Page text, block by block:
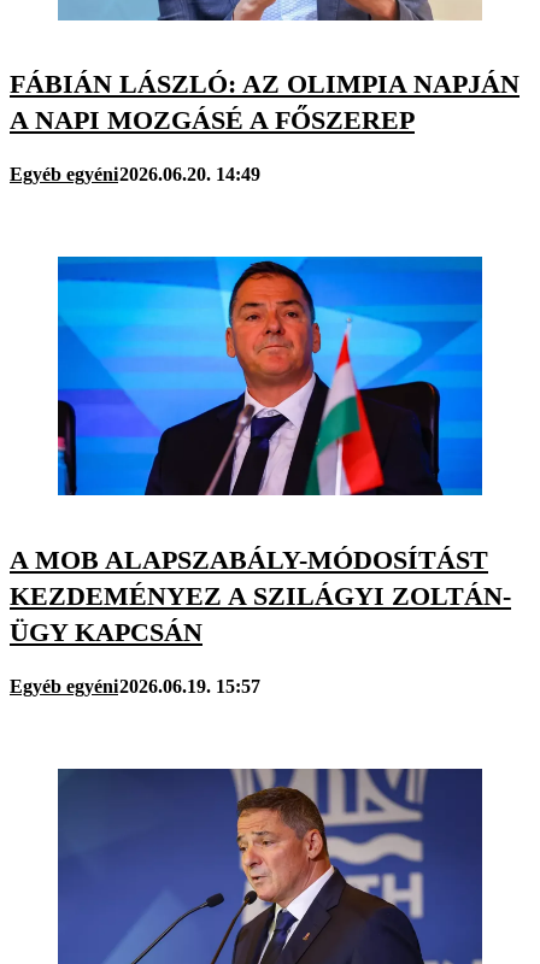
FÁBIÁN LÁSZLÓ: AZ OLIMPIA NAPJÁN
A NAPI MOZGÁSÉ A FŐSZEREP
Egyéb egyéni2026.06.20. 14:49
A MOB ALAPSZABÁLY-MÓDOSÍTÁST
KEZDEMÉNYEZ A SZILÁGYI ZOLTÁN-
ÜGY KAPCSÁN
Egyéb egyéni2026.06.19. 15:57